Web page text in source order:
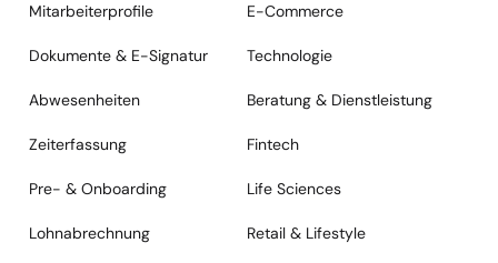
Mitarbeiterprofile
Dokumente & E-Signatur
Abwesenheiten
Zeiterfassung
Pre- & Onboarding
Lohnabrechnung
E-Commerce
Technologie
Beratung & Dienstleistung
Fintech
Life Sciences
Retail & Lifestyle